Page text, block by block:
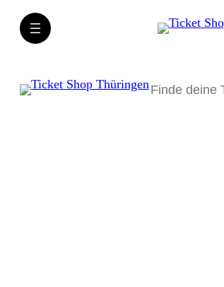
Suchen